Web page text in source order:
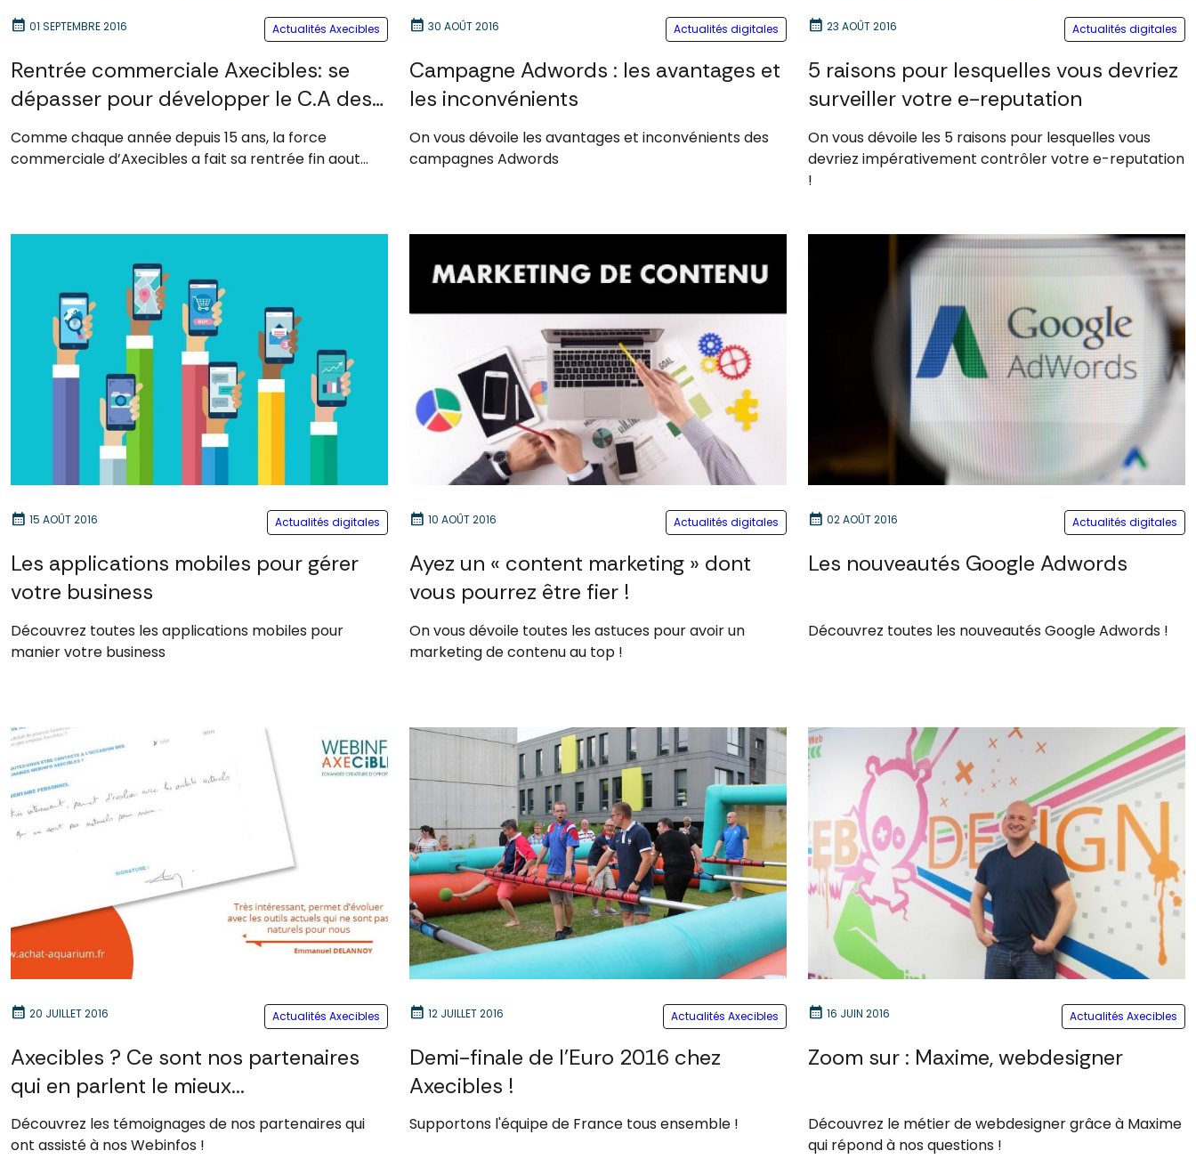
calendar_month 01 SEPTEMBRE 2016 Actualités Axecibles
Rentrée commerciale Axecibles: se
dépasser pour développer le C.A des
PME, PMI
Comme chaque année depuis 15 ans, la force
commerciale d’Axecibles a fait sa rentrée fin aout...
calendar_month 30 AOÛT 2016 Actualités digitales
Campagne Adwords : les avantages et
les inconvénients
On vous dévoile les avantages et inconvénients des
campagnes Adwords
calendar_month 23 AOÛT 2016 Actualités digitales
5 raisons pour lesquelles vous devriez
surveiller votre e-reputation
On vous dévoile les 5 raisons pour lesquelles vous
devriez impérativement contrôler votre e-reputation
!
calendar_month 15 AOÛT 2016 Actualités digitales
Les applications mobiles pour gérer
votre business
Découvrez toutes les applications mobiles pour
manier votre business
calendar_month 10 AOÛT 2016 Actualités digitales
Ayez un « content marketing » dont
vous pourrez être fier !
On vous dévoile toutes les astuces pour avoir un
marketing de contenu au top !
calendar_month 02 AOÛT 2016 Actualités digitales
Les nouveautés Google Adwords
Découvrez toutes les nouveautés Google Adwords !
calendar_month 20 JUILLET 2016 Actualités Axecibles
Axecibles ? Ce sont nos partenaires
qui en parlent le mieux...
Découvrez les témoignages de nos partenaires qui
ont assisté à nos Webinfos !
calendar_month 12 JUILLET 2016 Actualités Axecibles
Demi-finale de l'Euro 2016 chez
Axecibles !
Supportons l'équipe de France tous ensemble !
calendar_month 16 JUIN 2016 Actualités Axecibles
Zoom sur : Maxime, webdesigner
Découvrez le métier de webdesigner grâce à Maxime
qui répond à nos questions !